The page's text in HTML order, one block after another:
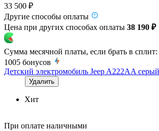
33 500 ₽
Другие способы оплаты
Цена при других способах оплаты 38 190 ₽
Сумма месячной платы, если брать в сплит:
1005 бонусов
Детский электромобиль Jeep A222AA серый
Удалить
Хит
При оплате наличными